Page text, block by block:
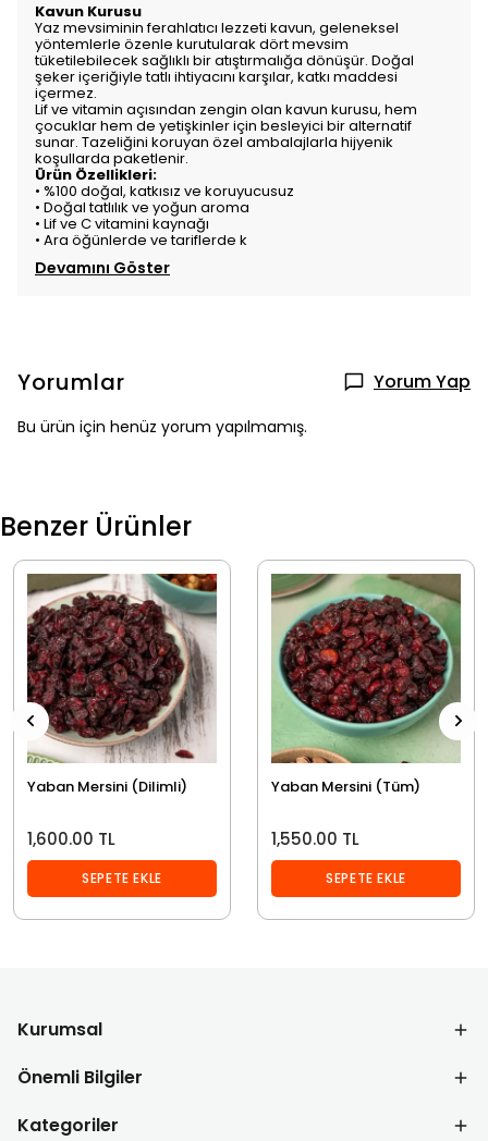
Kavun Kurusu
Yaz mevsiminin ferahlatıcı lezzeti kavun, geleneksel
yöntemlerle özenle kurutularak dört mevsim
tüketilebilecek sağlıklı bir atıştırmalığa dönüşür. Doğal
şeker içeriğiyle tatlı ihtiyacını karşılar, katkı maddesi
içermez.
Lif ve vitamin açısından zengin olan kavun kurusu, hem
çocuklar hem de yetişkinler için besleyici bir alternatif
sunar. Tazeliğini koruyan özel ambalajlarla hijyenik
koşullarda paketlenir.
Ürün Özellikleri:
• %100 doğal, katkısız ve koruyucusuz
• Doğal tatlılık ve yoğun aroma
• Lif ve C vitamini kaynağı
• Ara öğünlerde ve tariflerde k
Devamını Göster
Yorumlar Yorum Yap
Bu ürün için henüz yorum yapılmamış.
Benzer Ürünler
Yaban Mersini (Dilimli)
1,600.00 TL
SEPETE EKLE
Yaban Mersini (Tüm)
1,550.00 TL
SEPETE EKLE
Kurumsal
Önemli Bilgiler
Kategoriler